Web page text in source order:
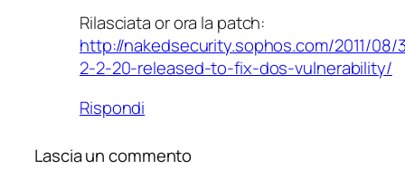
Rilasciata or ora la patch:
http://nakedsecurity.sophos.com/2011/08/
2-2-20-released-to-fix-dos-vulnerability/
Rispondi
Lascia un commento